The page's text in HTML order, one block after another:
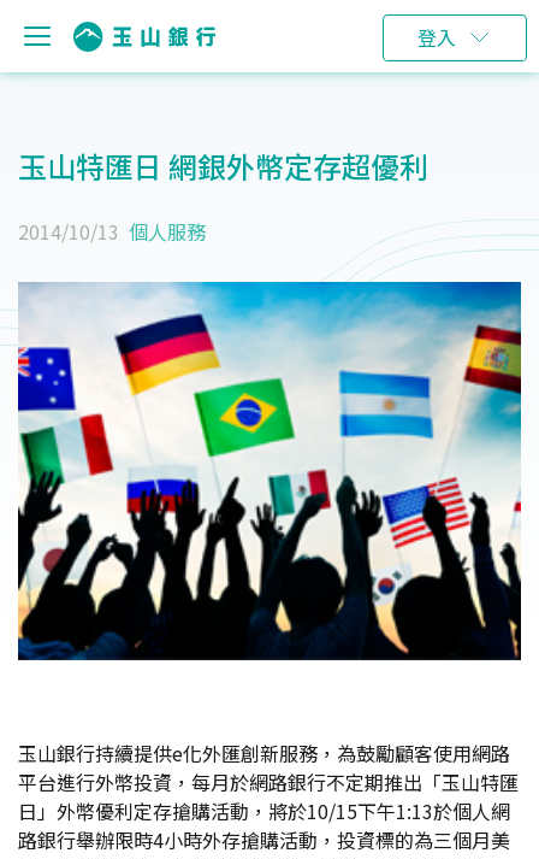
登入
玉山特匯日 網銀外幣定存超優利
2014/10/13 個人服務
玉山銀行持續提供e化外匯創新服務，為鼓勵顧客使用網路
平台進行外幣投資，每月於網路銀行不定期推出「玉山特匯
日」外幣優利定存搶購活動，將於10/15下午1:13於個人網
路銀行舉辦限時4小時外存搶購活動，投資標的為三個月美